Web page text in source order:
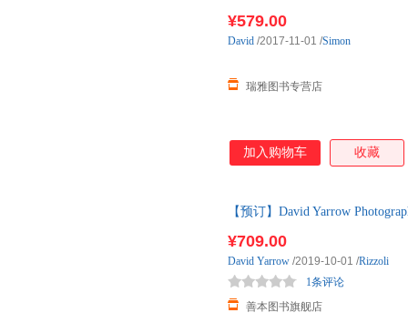
¥579.00
瑞雅图书专营店
David /2017-11-01 /Simon
加入购物车 收藏
【预订】David Yarrow
¥709.00
善本图书旗舰店
1条评论
David Yarrow /2019-10-01 /Rizzoli